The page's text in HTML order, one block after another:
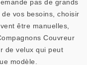
pas de grands
vos besoins, choisir
être manuelles,
Couvreur
de velux qui peut
modèle.